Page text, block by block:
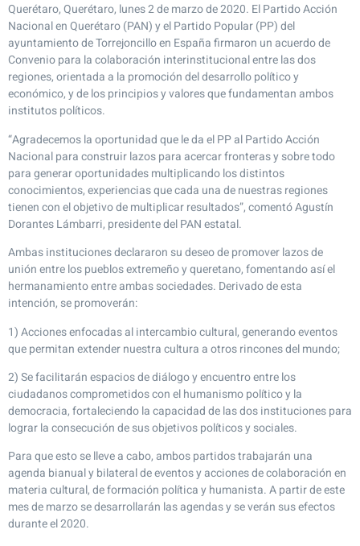
Querétaro, Querétaro, lunes 2 de marzo de 2020. El Partido Acción
Nacional en Querétaro (PAN) y el Partido Popular (PP) del
ayuntamiento de Torrejoncillo en España firmaron un acuerdo de
Convenio para la colaboración interinstitucional entre las dos
regiones, orientada a la promoción del desarrollo político y
económico, y de los principios y valores que fundamentan ambos
institutos políticos.
“Agradecemos la oportunidad que le da el PP al Partido Acción
Nacional para construir lazos para acercar fronteras y sobre todo
para generar oportunidades multiplicando los distintos
conocimientos, experiencias que cada una de nuestras regiones
tienen con el objetivo de multiplicar resultados”, comentó Agustín
Dorantes Lámbarri, presidente del PAN estatal.
Ambas instituciones declararon su deseo de promover lazos de
unión entre los pueblos extremeño y queretano, fomentando así el
hermanamiento entre ambas sociedades. Derivado de esta
intención, se promoverán:
1) Acciones enfocadas al intercambio cultural, generando eventos
que permitan extender nuestra cultura a otros rincones del mundo;
2) Se facilitarán espacios de diálogo y encuentro entre los
ciudadanos comprometidos con el humanismo político y la
democracia, fortaleciendo la capacidad de las dos instituciones para
lograr la consecución de sus objetivos políticos y sociales.
Para que esto se lleve a cabo, ambos partidos trabajarán una
agenda bianual y bilateral de eventos y acciones de colaboración en
materia cultural, de formación política y humanista. A partir de este
mes de marzo se desarrollarán las agendas y se verán sus efectos
durante el 2020.